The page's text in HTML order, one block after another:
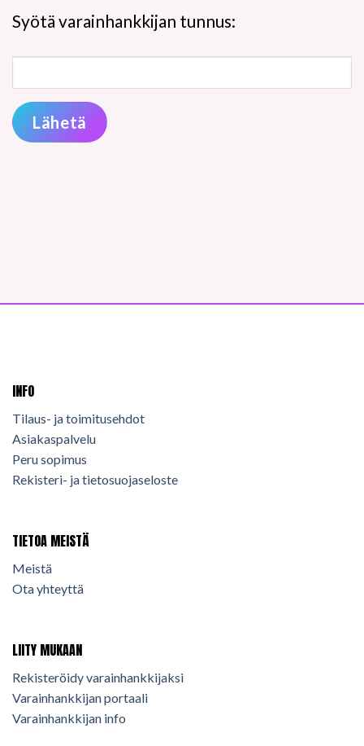
Syötä varainhankkijan tunnus:
Lähetä
INFO
Tilaus- ja toimitusehdot
Asiakaspalvelu
Peru sopimus
Rekisteri- ja tietosuojaseloste
TIETOA MEISTÄ
Meistä
Ota yhteyttä
LIITY MUKAAN
Rekisteröidy varainhankkijaksi
Varainhankkijan portaali
Varainhankkijan info